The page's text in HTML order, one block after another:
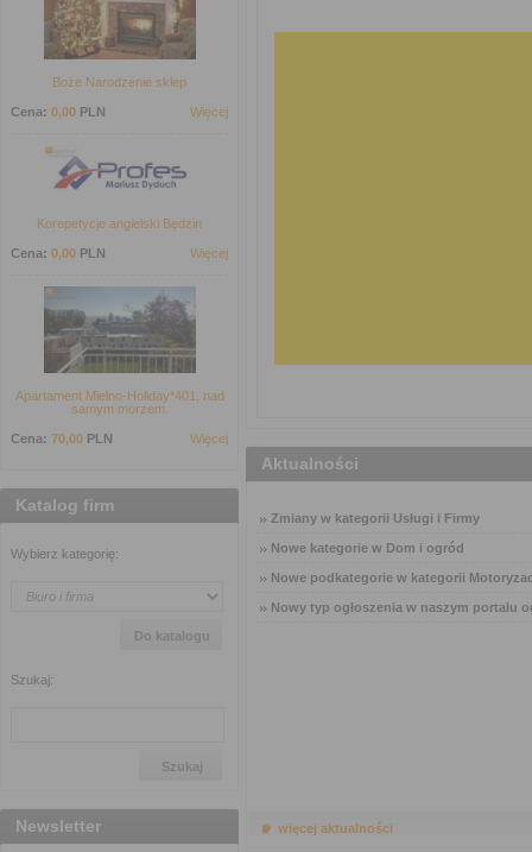
Boże Narodzenie sklep
Cena: 0,00 PLN Więcej
Korepetycje angielski Będzin
Cena: 0,00 PLN Więcej
Apartament Mielno-Holiday*401, nad
samym morzem.
Cena: 70,00 PLN Więcej
Katalog firm
Wybierz kategorię:
Szukaj:
Newsletter
Aktualności
Zmiany w kategorii Usługi i Firmy
Nowe kategorie w Dom i ogród
Nowe podkategorie w kategorii
Nowy typ ogłoszenia w naszym portalu
więcej aktualności